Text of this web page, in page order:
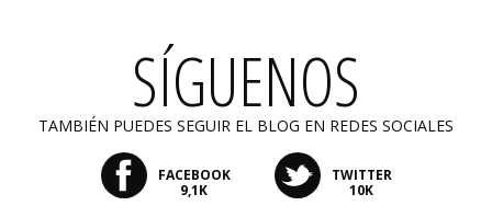
SÍGUENOS
TAMBIÉN PUEDES SEGUIR EL BLOG EN REDES SOCIALES
FACEBOOK
9,1K
TWITTER
10K